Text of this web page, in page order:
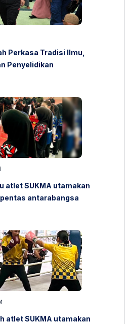
Perkasa Tradisi Ilmu,
Penyelidikan
atlet SUKMA utamakan
antarabangsa
atlet SUKMA utamakan